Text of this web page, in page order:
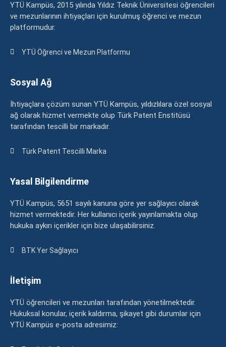
YTÜ Kampüs, 2015 yılında Yıldız Teknik Üniversitesi öğrencileri
ve mezunlarının ihtiyaçları için kurulmuş öğrenci ve mezun
platformudur.
YTÜ Öğrenci ve Mezun Platformu
Sosyal Ağ
İhtiyaçlara çözüm sunan YTÜ Kampüs, yıldızlılara özel sosyal
ağ olarak hizmet vermekte olup Türk Patent Enstitüsü
tarafından tescilli bir markadır.
Türk Patent Tescilli Marka
Yasal Bilgilendirme
YTÜ Kampüs, 5651 sayılı kanuna göre yer sağlayıcı olarak
hizmet vermektedir. Her kullanıcı içerik yayınlamakta olup
hukuka aykırı içerikler için bize ulaşabilirsiniz.
BTK Yer Sağlayıcı
İletişim
YTÜ öğrencileri ve mezunları tarafından yönetilmektedir.
Hukuksal konular, içerik kaldırma, şikayet gibi durumlar için
YTÜ Kampüs e-posta adresimiz: